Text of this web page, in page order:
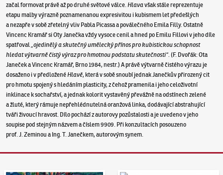
začal formovat právě až po druhé světové válce. Hlavavšak stále reprezentuje
etapu malby výrazně poznamenanou expresivitou i kubismem let předešlých
a nezapře v sobě zřetelný vliv Pabla Picassa a poválečného Emila Filly. Ostatně
Vincenc Kramář si Oty Janečka vždy vysoce cenil a hned po Emilu Fillovi v jeho díle
spatřoval „ojedinělý a skutečný umělecký přínos pro kubistickou schopnost
hledat výtvarně čistý výraz pro hmotnou podstatu skutečnosti“. (F. Dvořák: Ota
Janeček a Vincenc Kramář, Brno 1984, nestr.) A právě výtvarně čistého výrazu je
dosaženo i v předložené Hlavě, která v sobě snoubí jednak Janečkův přirozený cit
pro hmotu spojený s hledáním plasticity, z čehož pramenila i jeho celoživotní
inklinace k sochařství, a jednak kolorit vystavěný převážně na odstínech zelené
a žluté, který rámuje nepřehlédnutelná oranžová linka, dodávající abstrahující
tváři živoucí hravost. Dílo pochází z autorovy pozůstalosti a je uvedeno v jeho
soupise pod stejným názvem a číslem 9909. Při konzultacích posouzeno
prof. J. Zeminou a Ing. T. Janečkem, autorovým synem.